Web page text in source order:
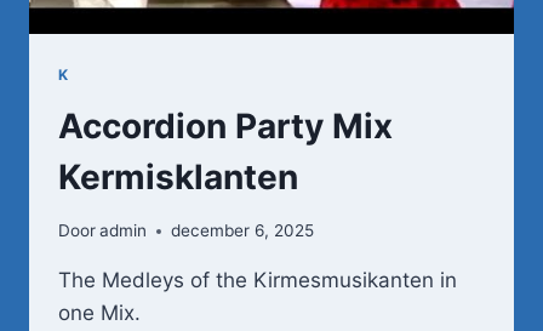
K
Accordion Party Mix
Kermisklanten
Dooradmin december 6, 2025
The Medleys of the Kirmesmusikanten in
one Mix.